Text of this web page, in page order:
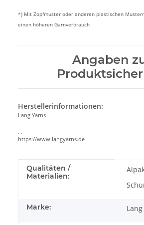
*) Mit Zopfmuster oder anderen plastischen
einen höheren Garnverbrauch
Angaben
Herstellerinformationen:
Lang Yarns
https://www.langyarns.de
Produkteigenschaft
Wert
Qualitäten /
Materialien:
Marke: